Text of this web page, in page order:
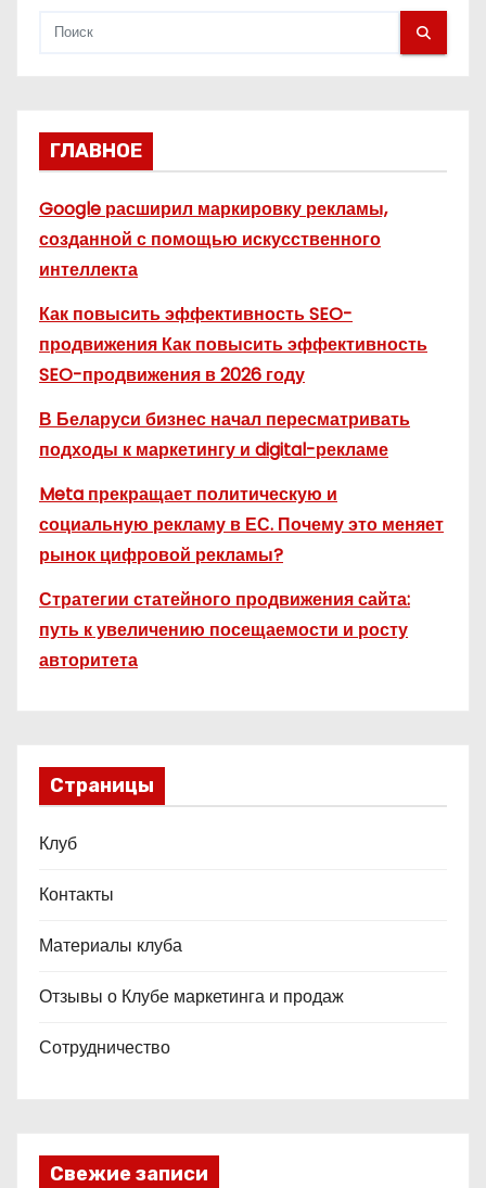
ГЛАВНОЕ
Google расширил маркировку рекламы,
созданной с помощью искусственного
интеллекта
Как повысить эффективность SEO-
продвижения Как повысить эффективность
SEO-продвижения в 2026 году
В Беларуси бизнес начал пересматривать
подходы к маркетингу и digital-рекламе
Meta прекращает политическую и
социальную рекламу в ЕС. Почему это меняет
рынок цифровой рекламы?
Стратегии статейного продвижения сайта:
путь к увеличению посещаемости и росту
авторитета
Страницы
Клуб
Контакты
Материалы клуба
Отзывы о Клубе маркетинга и продаж
Сотрудничество
Свежие записи